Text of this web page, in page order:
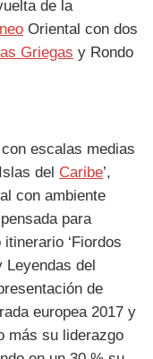
de la
Oriental con dos
Griegas y Rondo
con escalas medias
del Caribe’,
con ambiente
para
‘Fiordos
Leyendas del
de
europea 2017 y
más su liderazgo